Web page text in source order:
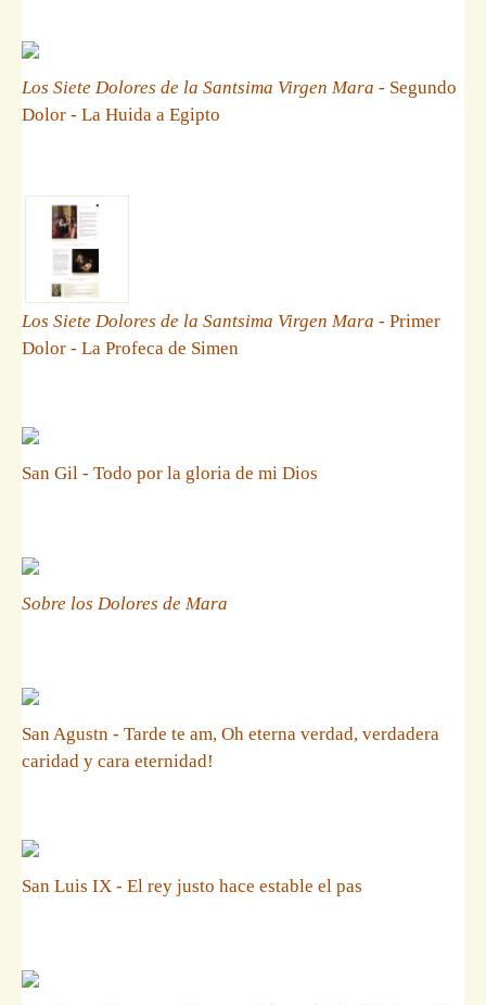
Los Siete Dolores de la Santsima Virgen Mara - Segundo
Dolor - La Huida a Egipto
Los Siete Dolores de la Santsima Virgen Mara - Primer
Dolor - La Profeca de Simen
San Gil - Todo por la gloria de mi Dios
Sobre los Dolores de Mara
San Agustn - Tarde te am, Oh eterna verdad, verdadera
caridad y cara eternidad!
San Luis IX - El rey justo hace estable el pas